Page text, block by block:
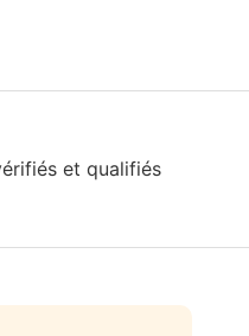
et qualifiés